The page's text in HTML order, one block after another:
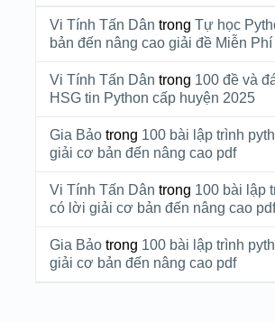
Vi Tính Tấn Dân trong Tự học
bản đến nâng cao giải đề Miễn
Vi Tính Tấn Dân trong 100 đề và
HSG tin Python cấp huyện 2025
Gia Bảotrong 100 bài lập trình
giải cơ bản đến nâng cao pdf
Vi Tính Tấn Dân trong 100 bài lập
có lời giải cơ bản đến nâng cao pdf
Gia Bảotrong 100 bài lập trình
giải cơ bản đến nâng cao pdf